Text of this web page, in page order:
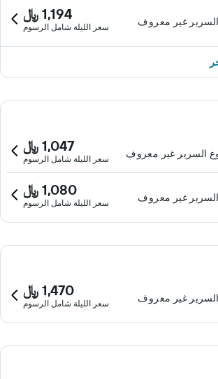
1,194 ﷼
سعر الليلة شامل الرسوم
1,047 ﷼
سعر الليلة شامل الرسوم
1,080 ﷼
سعر الليلة شامل الرسوم
1,470 ﷼
سعر الليلة شامل الرسوم